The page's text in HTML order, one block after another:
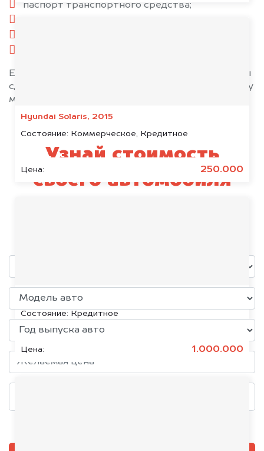
Hyundai Solaris, 2015
Состояние: Коммерческое, Кредитное
Цена: 250.000
KIA K5, 2020
Состояние: Кредитное
Цена: 1.000.000
паспорт транспортного средства;
Если у вас нет всех документов, то наши юристы
сделают всё возможное, чтобы оформить сделку
максимально быстро!
Узнай стоимость
своего автомобиля